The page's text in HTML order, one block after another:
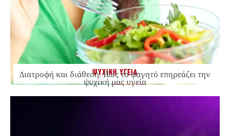
ΨΥΧΙΚΗ ΥΓΕΙΑ
Διατροφή και διάθεση: Πώς το φαγητό επηρεάζει την
ψυχική μας υγεία